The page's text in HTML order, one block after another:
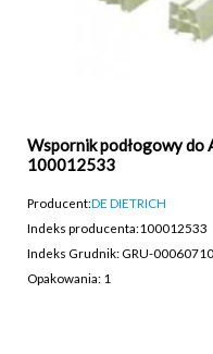
Wspornik podłogowy do
100012533
Producent:DE DIETRICH
Indeks producenta:100012533
Indeks Grudnik: GRU-00060710
Opakowania: 1